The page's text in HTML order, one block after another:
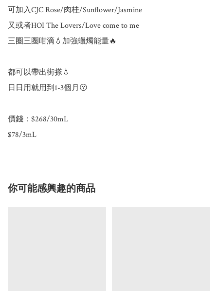
可加入CJC Rose/肉桂/Sunflower/Jasmine
又或者HOI The Lovers/Love come to me
三圈三圈咁滴💧加強蠟燭能量🔥
都可以帶出街搽💧
日日用就用到1-3個月😗
價錢：$268/30mL
$78/3mL
你可能感興趣的商品